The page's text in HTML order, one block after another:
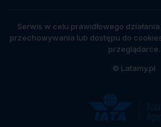
Serwis w celu prawidłowego
przechowywania lub dostępu do
przeglądarce.
© Latamy.pl